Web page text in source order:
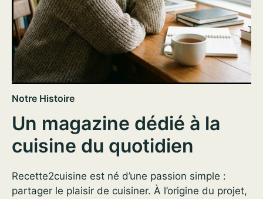
Notre Histoire
Un magazine dédié à la
cuisine du quotidien
Recette2cuisine est né d’une passion simple :
partager le plaisir de cuisiner. À l’origine du projet,